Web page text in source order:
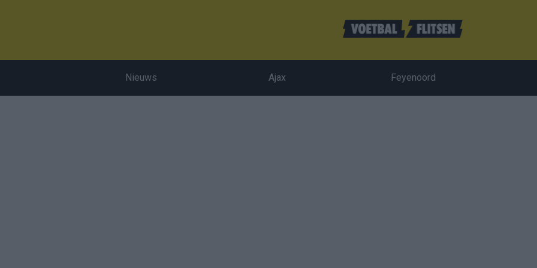
Nieuws Ajax Feyenoord